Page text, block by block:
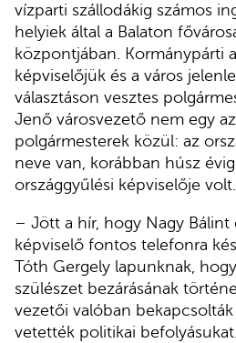
vízparti szállodákig számos
helyiek által a Balaton
központjában. Kormánypárti
képviselőjük és a város
választáson vesztes
Jenő városvezető nem egy
polgármesterek közül: az
neve van, korábban húsz
országgyűlési képviselője volt.
– Jött a hír, hogy Nagy Bálint
képviselő fontos telefonra
Tóth Gergely lapunknak,
szülészet bezárásának
vezetői valóban bekapcsolták
vetették politikai